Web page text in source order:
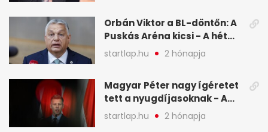
Orbán Viktor a BL-döntőn: A
Puskás Aréna kicsi - A hét
legfontosabb hírei képeken
startlap.hu 2 hónapja
Magyar Péter nagy ígéretet
tett a nyugdíjasoknak - A
hét legfontosabb hírei
képekben
startlap.hu 2 hónapja